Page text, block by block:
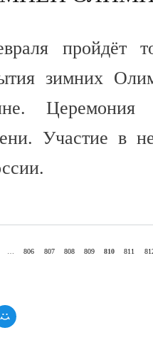
пройдёт
зимних
Участие в
… 806 807 808 809 810 811